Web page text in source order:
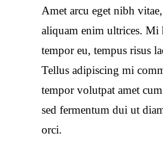
Amet arcu eget nibh
aliquam enim ultrices. Mi
tempor eu, tempus risus
Tellus adipiscing mi
tempor volutpat amet
sed fermentum dui ut
orci.